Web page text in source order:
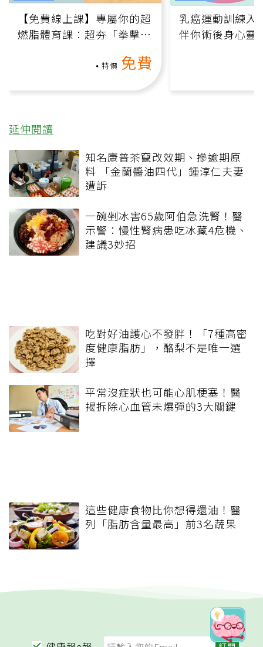
【免費線上課】專屬你的超
燃脂體育課：超夯「拳擊有
特價 免費
乳癌運動訓練入
伴你術後身心靈
延伸閱讀
知名康普茶竄改效期、摻逾期原
料 「金蘭醬油四代」鍾淳仁夫妻
遭訴
一碗剉冰害65歲阿伯急洗腎！醫
示警：慢性腎病患吃冰藏4危機、
建議3妙招
吃對好油護心不發胖！「7種高密
度健康脂肪」，酪梨不是唯一選
擇
平常沒症狀也可能心肌梗塞！醫
揭拆除心血管未爆彈的3大關鍵
這些健康食物比你想得還油！醫
列「脂肪含量最高」前3名蔬果